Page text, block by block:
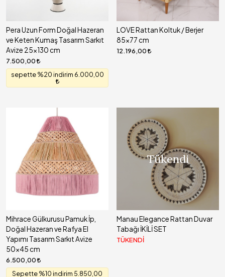
Pera Uzun Form Doğal Hazeran
ve Keten Kumaş Tasarım Sarkıt
Avize 25x130 cm
7.500,00
sepette %20 indirim 6.000,00
LOVE Rattan Koltuk / Berjer
85x77 cm
12.196,00
Mihrace Gülkurusu Pamuk İp,
Doğal Hazeran ve Rafya El
Yapımı Tasarım Sarkıt Avize
50x45 cm
6.500,00
Sepette %10 indirim 5.850,00
Tükendi
Manau Elegance Rattan Duvar
Tabağı İKİLİ SET
TÜKENDİ